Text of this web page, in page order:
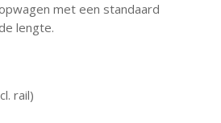
met een standaard
lengte.
rail)